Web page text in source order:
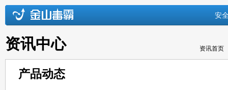
安
资讯中心 资讯首页
产品动态